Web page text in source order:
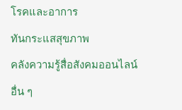
โรคและอาการ
ทันกระแสสุขภาพ
คลังความรู้สื่อสังคมออนไลน์
อื่น ๆ